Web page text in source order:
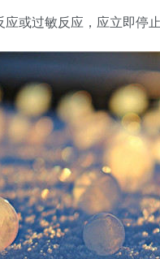
或过敏反应，应立即停